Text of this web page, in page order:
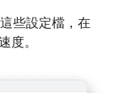
些設定檔，在
度。